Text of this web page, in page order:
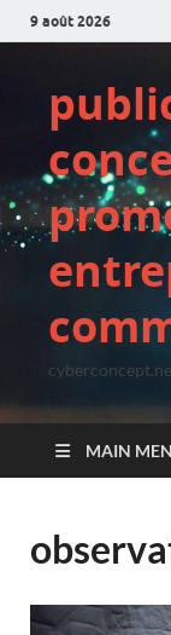
9 août 2026
MAIN